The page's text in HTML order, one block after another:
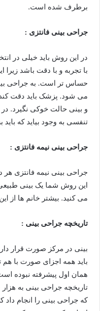
برطرف شده است.
جراحی بینی فانتزی :
در این روش باید خیلی در
با تجربه و با دقت باشد
حساس تر است. به جراحی
می شود. پزشک باید دقت
و بینی حالت خوکی نگیرد.
تنفسی به وجود بیاید که
جراحی بینی نیمه فانتزی :
جراحی بینی نیمه فانتزی هر
این روش شما یک بینی
می کنید. بیشتر خانم ها از
تاریخچه جراحی بینی :
بینی در مرکز صورت قرار
باید همه اجزای صورت با هم
همان اول پیشرفته نبوده
تاریخچه جراحی بینی به
که جراحی بینی را انجام